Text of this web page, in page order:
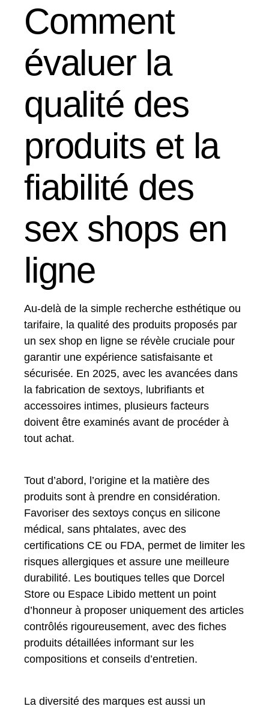
Comment
évaluer la
qualité des
produits et la
fiabilité des
sex shops en
ligne
Au-delà de la simple recherche esthétique ou
tarifaire, la qualité des produits proposés par
un sex shop en ligne se révèle cruciale pour
garantir une expérience satisfaisante et
sécurisée. En 2025, avec les avancées dans
la fabrication de sextoys, lubrifiants et
accessoires intimes, plusieurs facteurs
doivent être examinés avant de procéder à
tout achat.
Tout d’abord, l’origine et la matière des
produits sont à prendre en considération.
Favoriser des sextoys conçus en silicone
médical, sans phtalates, avec des
certifications CE ou FDA, permet de limiter les
risques allergiques et assure une meilleure
durabilité. Les boutiques telles que Dorcel
Store ou Espace Libido mettent un point
d’honneur à proposer uniquement des articles
contrôlés rigoureusement, avec des fiches
produits détaillées informant sur les
compositions et conseils d’entretien.
La diversité des marques est aussi un